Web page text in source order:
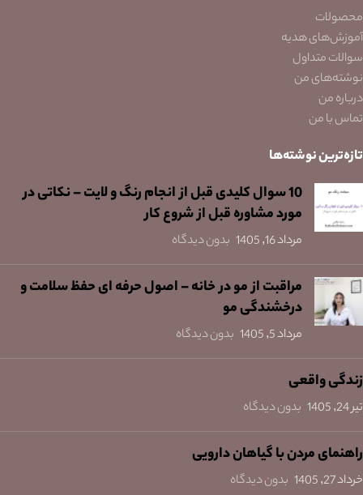
محصولات
آموزش‌های هدیه
سوالات متداول
نوشته‌های من
درباره من
تماس با من
تازه‌ترین نوشته‌ها
10 سوال کلیدی قبل از انجام رنگ و لایت – نکاتی در
مورد مشاوره قبل از شروع کار
مرداد 16, 1405 بدون دیدگاه
مراقبت از مو در خانه – اصول حرفه ای حفظ سلامت و
درخشندگی مو
مرداد 5, 1405 بدون دیدگاه
زندگی واقعی
تیر 24, 1405 بدون دیدگاه
راهنمای مردن با گیاهان دارویی
خرداد 27, 1405 بدون دیدگاه